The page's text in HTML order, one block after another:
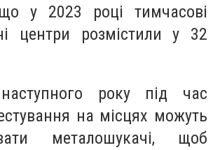
у 2023 році тимчасові
центри розмістили у 32
року під час
на місцях можуть
металошукачі, щоб